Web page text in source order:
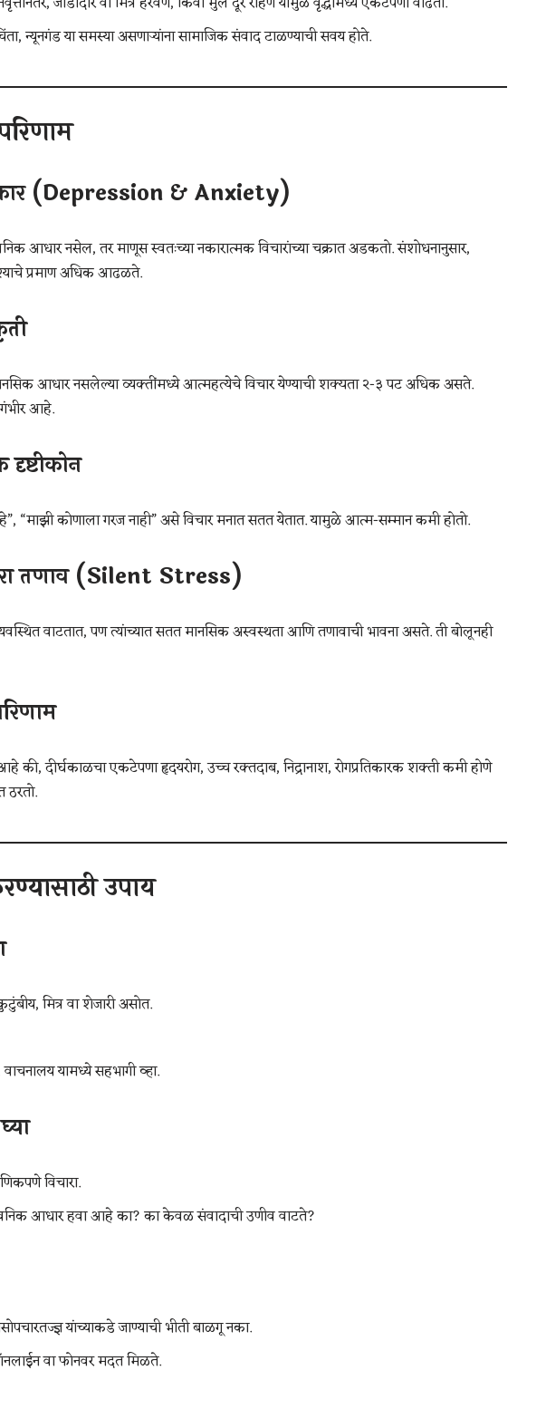
न्यूनगंड या समस्या असणाऱ्यांना सामाजिक संवाद टाळण्याची सवय होते.
(Depression & Anxiety)
आधार नसेल, तर माणूस स्वतःच्या नकारात्मक विचारांच्या चक्रात अडकतो. संशोधनानुसार,
प्रमाण अधिक आढळते.
आधार नसलेल्या व्यक्तींमध्ये आत्महत्येचे विचार येण्याची शक्यता २-३ पट अधिक असते.
आहे.
दृष्टीकोन
“माझी कोणाला गरज नाही” असे विचार मनात सतत येतात. यामुळे आत्म-सम्मान कमी होतो.
तणाव (Silent Stress)
वाटतात, पण त्यांच्यात सतत मानसिक अस्वस्थता आणि तणावाची भावना असते. ती बोलूनही
की, दीर्घकाळचा एकटेपणा हृदयरोग, उच्च रक्तदाब, निद्रानाश, रोगप्रतिकारक शक्ती कमी होणे
ठरतो.
उपाय
मित्र वा शेजारी असोत.
यामध्ये सहभागी व्हा.
विचारा.
आधार हवा आहे का? का केवळ संवादाची उणीव वाटते?
यांच्याकडे जाण्याची भीती बाळगू नका.
वा फोनवर मदत मिळते.